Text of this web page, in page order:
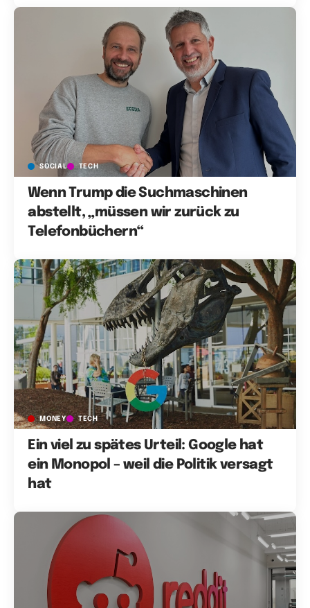
SOCIAL TECH
Wenn Trump die Suchmaschinen
abstellt, „müssen wir zurück zu
Telefonbüchern“
MONEY TECH
Ein viel zu spätes Urteil: Google hat
ein Monopol – weil die Politik versagt
hat